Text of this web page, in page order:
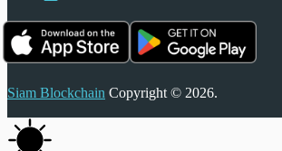
Siam Blockchain Copyright © 2026.